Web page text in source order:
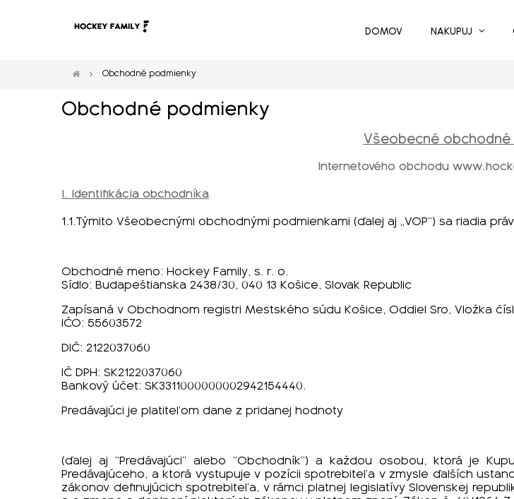
DOMOV NAKUPUJ
Obchodné podmienky
Obchodné podmienky
Všeobecné obchodné
Internetového obchodu
I. Identifikácia obchodníka
1.1.Týmito Všeobecnými obchodnými podmienkami (ďalej aj „VOP“) sa riadia
Obchodné meno: Hockey Family, s. r. o.
Sídlo: Budapeštianska 2438/30, 040 13 Košice, Slovak Republic
Zapísaná v Obchodnom registri Mestského súdu Košice, Oddiel Sro, Vložka
IČO: 55603572
DIČ: 2122037060
IČ DPH: SK2122037060
Bankový účet: SK3311000000002942154440.
Predávajúci je platiteľom dane z pridanej hodnoty
(ďalej aj “Predávajúci” alebo “Obchodník”) a každou osobou, ktorá je
Predávajúceho, a ktorá vystupuje v pozícii spotrebiteľa v zmysle ďalších
zákonov definujúcich spotrebiteľa, v rámci platnej legislatívy Slovenskej